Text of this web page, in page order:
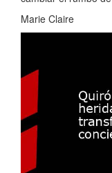
Marie Claire